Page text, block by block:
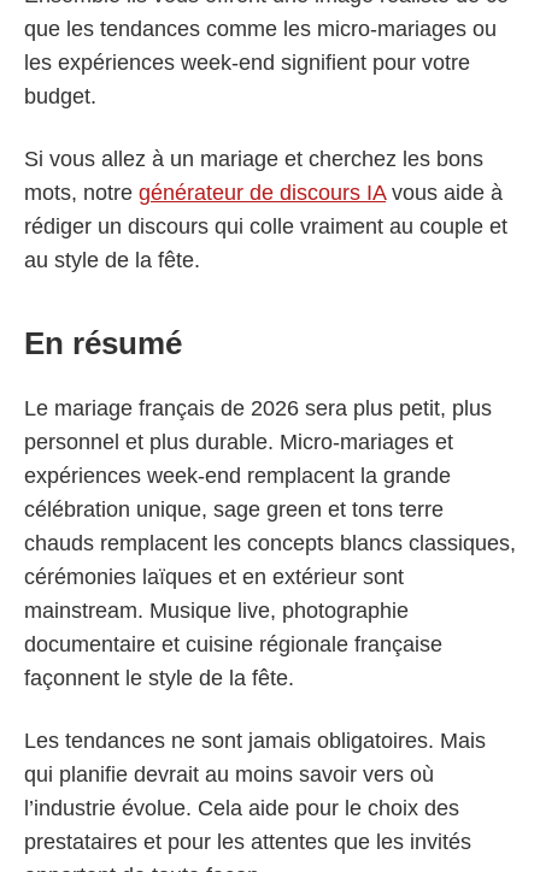
que les tendances comme les micro-mariages ou
les expériences week-end signifient pour votre
budget.
Si vous allez à un mariage et cherchez les bons
mots, notre générateur de discours IAvous aide à
rédiger un discours qui colle vraiment au couple et
au style de la fête.
En résumé
Le mariage français de 2026 sera plus petit, plus
personnel et plus durable. Micro-mariages et
expériences week-end remplacent la grande
célébration unique, sage green et tons terre
chauds remplacent les concepts blancs classiques,
cérémonies laïques et en extérieur sont
mainstream. Musique live, photographie
documentaire et cuisine régionale française
façonnent le style de la fête.
Les tendances ne sont jamais obligatoires. Mais
qui planifie devrait au moins savoir vers où
l’industrie évolue. Cela aide pour le choix des
prestataires et pour les attentes que les invités